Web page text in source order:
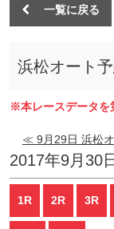
一覧に戻る
浜松オート
※本レースデータを
≪ 9月29日 浜松
2017年9月30
1R 2R 3R